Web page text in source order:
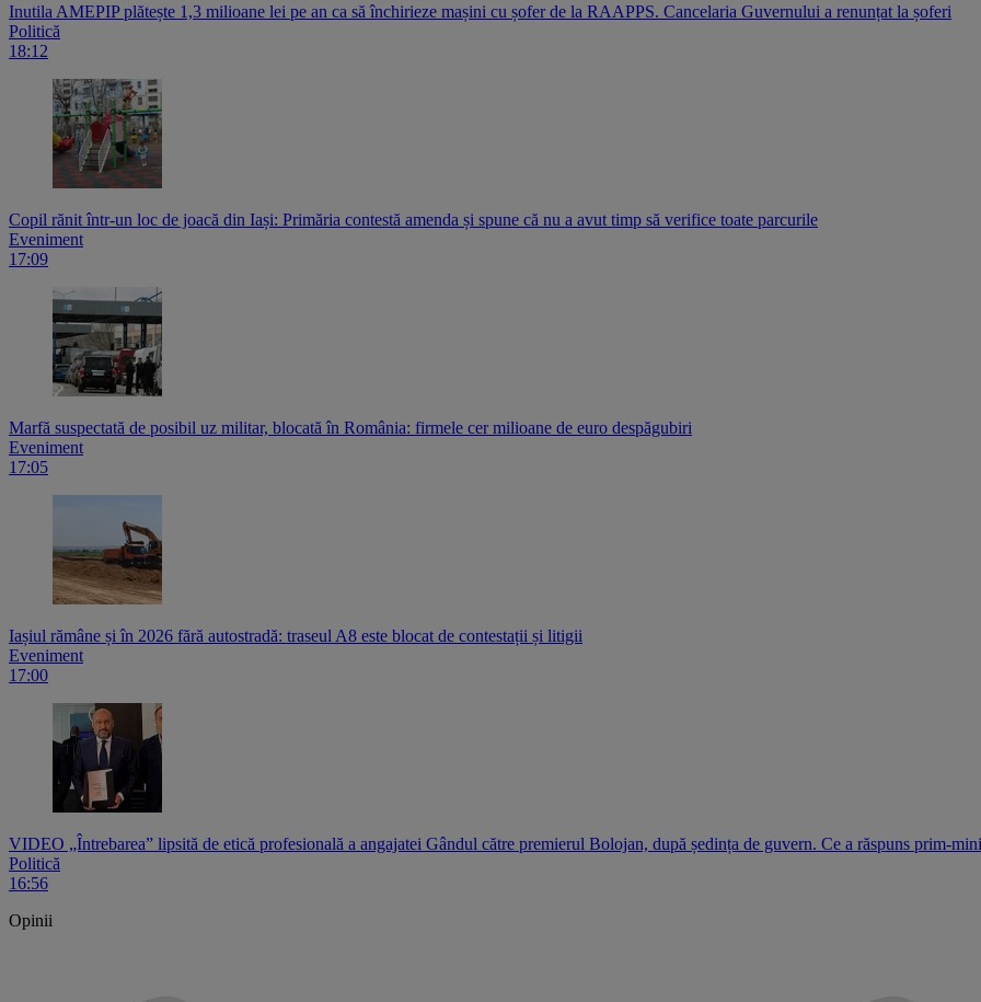
Inutila AMEPIP plătește 1,3 milioane lei pe an ca să închirieze mașini cu șofer de la RAAPPS. Cancelaria Guvernului a renunțat la șoferi
Politică
18:12
Copil rănit într-un loc de joacă din Iași: Primăria contestă amenda și spune că nu a avut timp să verifice toate parcurile
Eveniment
17:09
Marfă suspectată de posibil uz militar, blocată în România: firmele cer milioane de euro despăgubiri
Eveniment
17:05
Iașiul rămâne și în 2026 fără autostradă: traseul A8 este blocat de contestații și litigii
Eveniment
17:00
VIDEO „Întrebarea” lipsită de etică profesională a angajatei Gândul către premierul Bolojan, după ședința de guvern. Ce a răspuns prim-
Politică
16:56
Opinii